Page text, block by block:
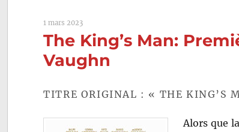
1 mars 2023
The King’s Man:
Vaughn
TITRE ORIGINAL : « THE KING’S
Alors que